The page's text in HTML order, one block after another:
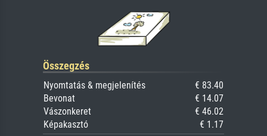
Összegzés
Nyomtatás & megjelenítés
€ 83.40
Bevonat
€ 14.07
Vászonkeret
€ 46.02
Képakasztó
€ 1.17